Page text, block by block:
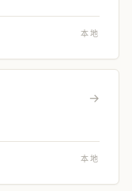
本地
→
本地